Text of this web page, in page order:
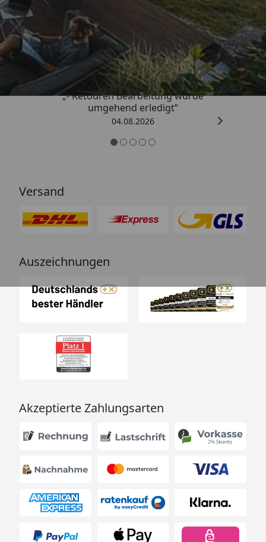
Trusted Shops
4,81/ 5
„- Retouren Bearbeitung wurde
umgehend erledigt“
04.08.2026
Versand
Auszeichnungen
Akzeptierte Zahlungsarten